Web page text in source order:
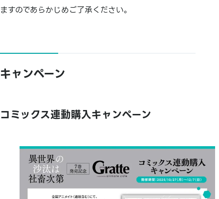
ますのであらかじめご了承ください。
キャンペーン
コミックス連動購入キャンペーン